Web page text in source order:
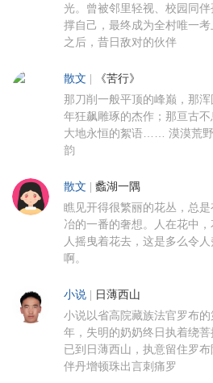
光。曾被邻里轻视、校园同
撑自己，最终成为全村唯一
之后，昔日敌对的伙伴
散文 《苦行》
那刀削一般平顶的峰巅，那
年狂飙雕琢的杰作；那亘古
大地永恒的絮语…… 漠漠荒
韵
散文 蠡湖一隅
瞧见开得很繁丽的花丛，总
冶的一番的奢想。人在花中
人摇曳着花去，这是多么令
啊。
小说 日薄西山
小说以省高院藏族法官罗布
年，失明的奶奶终日执着绕
已到日薄西山，执意留住罗
伴丹增顿珠出言刺痛罗